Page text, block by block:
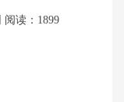
阅读：1899